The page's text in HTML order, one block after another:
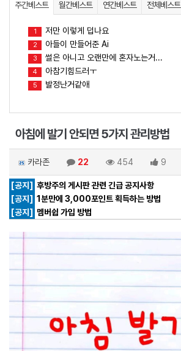
주간베스트 월간베스트 연간베스트 전체베스트
1 저만 이렇게 덥나요
2 아들이 만들어준 Ai
3 썰은 아니고 오랜만에 혼자노는거...
4 아참기힘드러ㅜ
5 발정난거같애
아침에 발기 안되면 5가지 관리방법
카라존 22 454 9
[공지] 후방주의 게시판 관련 긴급 공지사항
[공지] 1분만에 3,000포인트 획득하는 방법
[공지]
멤버쉽 가입 방법